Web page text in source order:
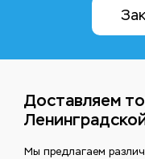
Доставляем
Мы предлагаем